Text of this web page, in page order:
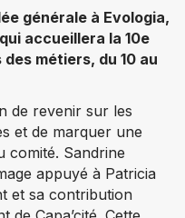
générale à Evologia,
accueillera la 10e
métiers, du 10 au
de revenir sur les
et de marquer une
comité. Sandrine
appuyé à Patricia
et sa contribution